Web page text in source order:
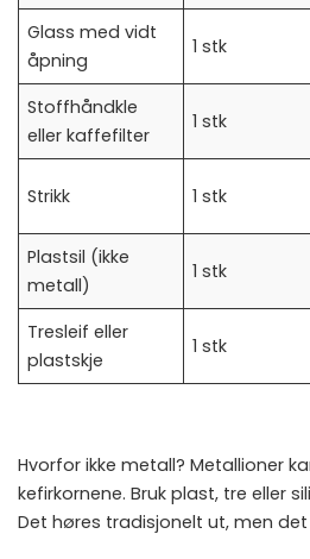
Glass med vidt
åpning
1 stk
Stoffhåndkle
eller kaffefilter
1 stk
Strikk 1 stk
Plastsil (ikke
metall)
1 stk
Tresleif eller
plastskje
1 stk
Hvorfor ikke metall? Metallioner
kefirkornene. Bruk plast, tre eller
Det høres tradisjonelt ut, men